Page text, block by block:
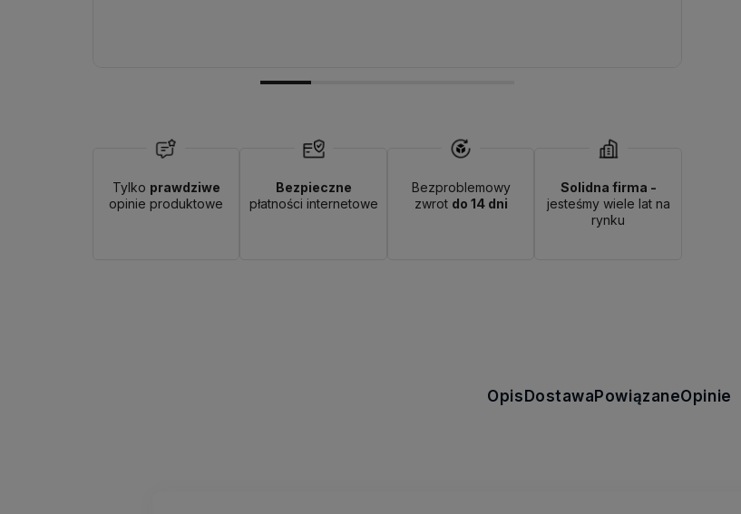
Tylko prawdziwe
opinie produktowe
Bezpieczne
płatności internetowe
Bezproblemowy
zwrot do 14 dni
Solidna firma -
jesteśmy wiele lat na
rynku
Dostępność: brak towaru
OpisDostawaPowiązaneOpinie